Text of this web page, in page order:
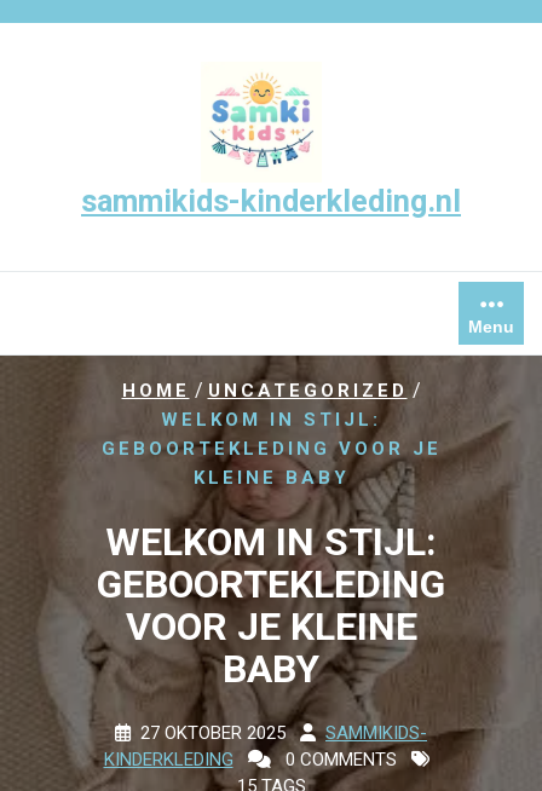
sammikids-kinderkleding.nl
Menu
HOME / UNCATEGORIZED/
WELKOM IN STIJL:
GEBOORTEKLEDING VOOR JE
KLEINE BABY
WELKOM IN STIJL:
GEBOORTEKLEDING
VOOR JE KLEINE
BABY
27 OKTOBER 2025
SAMMIKIDS-
KINDERKLEDING
0 COMMENTS
15 TAGS